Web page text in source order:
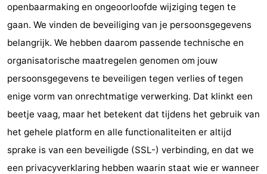
openbaarmaking en ongeoorloofde wijziging tegen te
gaan. We vinden de beveiliging van je persoonsgegevens
belangrijk. We hebben daarom passende technische en
organisatorische maatregelen genomen om jouw
persoonsgegevens te beveiligen tegen verlies of tegen
enige vorm van onrechtmatige verwerking. Dat klinkt een
beetje vaag, maar het betekent dat tijdens het gebruik van
het gehele platform en alle functionaliteiten er altijd
sprake is van een beveiligde (SSL-) verbinding, en dat we
een privacyverklaring hebben waarin staat wie er wanneer